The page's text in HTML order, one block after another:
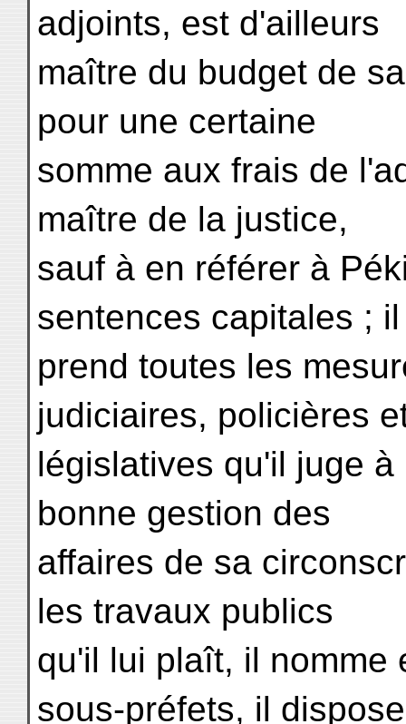
adjoints, est d'ailleurs
maître du budget de
pour une certaine
somme aux frais de
maître de la justice,
sauf à en référer à
sentences capitales ; il
prend toutes les
judiciaires, policières
législatives qu'il juge
bonne gestion des
affaires de sa
les travaux publics
qu'il lui plaît, il nomme
sous-préfets, il dispose